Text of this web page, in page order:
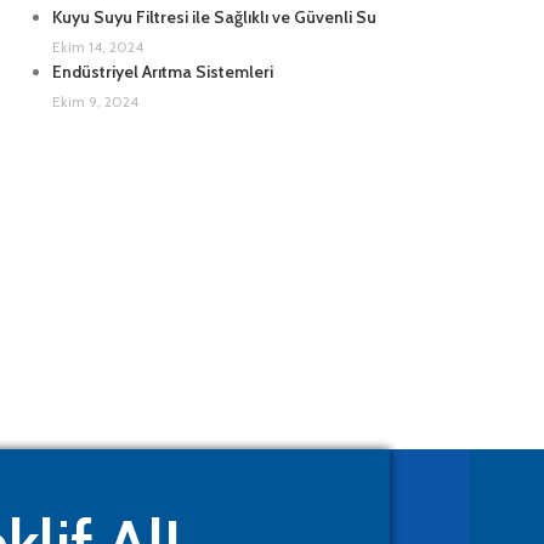
Kuyu Suyu Filtresi ile Sağlıklı ve Güvenli Su
Ekim 14, 2024
Endüstriyel Arıtma Sistemleri
Ekim 9, 2024